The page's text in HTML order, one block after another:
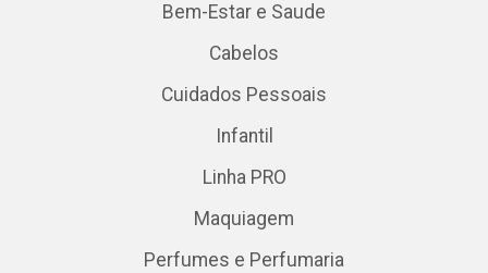
Bem-Estar e Saude
Cabelos
Cuidados Pessoais
Infantil
Linha PRO
Maquiagem
Perfumes e Perfumaria